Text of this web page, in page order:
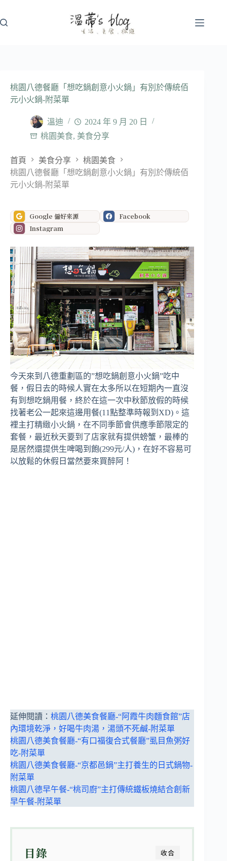
至
桃園八德餐廳「想吃鍋創意小火鍋」有別於傳統佰
元小火鍋-附菜單
溫迪
2024 年 9 月 20 日
桃園美食, 美食分享
首頁 美食分享
桃園美食
桃園八德餐廳「想吃鍋創意小火鍋」有別於傳統佰
元小火鍋-附菜單
Google 偏好來源
Facebook
Instagram
今天來到八德重劃區的”想吃鍋創意小火鍋”吃中
餐，假日去的時候人實在太多所以在短期內一直沒
有到想吃鍋用餐，終於在這一次中秋節放假的時候
找著老公一起來這邊用餐(11點整準時報到XD)。這
裡主打精緻小火鍋，在不同季節會供應季節限定的
套餐，最近秋天要到了店家就有提供螃蟹，最棒的
是居然還提供生啤喝到飽(299元/人)，在好不容易可
以放鬆的休假日當然要來買醉阿！
延伸閱讀： 桃園八德美食餐廳-“阿霞牛肉麵食館”店
內環境乾淨，好喝牛肉湯，湯頭不死鹹-附菜單
桃園八德美食餐廳-“有口福復合式餐廳”虱目魚粥好
吃-附菜單
桃園八德美食餐廳-“京都邑鍋”主打養生的日式鍋物-
附菜單
桃園八德早午餐-“桃司廚”主打傳統鐵板燒結合創新
早午餐-附菜單
收合
目錄